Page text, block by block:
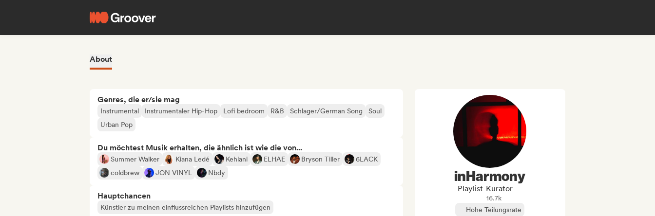
About
Genres, die er/sie mag
Instrumental Instrumentaler Hip-Hop Lofi bedroom R&B Schlager/German Song
Soul
Urban Pop
Du möchtest Musik erhalten, die ähnlich ist wie die von...
Summer Walker Kiana Ledé Kehlani ELHAE Bryson Tiller
6LACK
coldbrew
JON VINYL Nbdy
Hauptchancen
Künstler zu meinen einflussreichen Playlists hinzufügen
inHarmony
Playlist-Kurator
16.7k
Hohe Teilungsrate